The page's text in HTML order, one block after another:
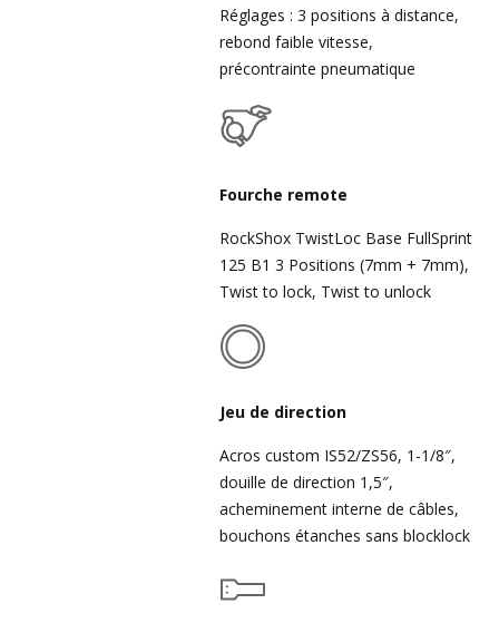
Réglages : 3 positions à distance,
rebond faible vitesse,
précontrainte pneumatique
Fourche remote
RockShox TwistLoc Base FullSprint
125 B1 3 Positions (7mm + 7mm),
Twist to lock, Twist to unlock
Jeu de direction
Acros custom IS52/ZS56, 1-1/8″,
douille de direction 1,5″,
acheminement interne de câbles,
bouchons étanches sans blocklock